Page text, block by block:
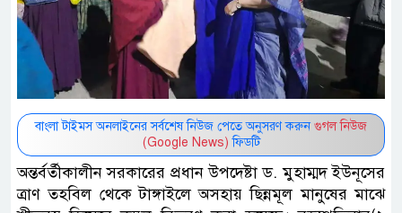
বাংলা টাইমস অনলাইনের সর্বশেষ নিউজ পেতে অনুসরণ করুন গুগল নিউজ
(Google News) ফিডটি
অন্তর্বর্তীকালীন সরকারের প্রধান উপদেষ্টা ড. মুহাম্মদ ইউনূসের
ত্রাণ তহবিল থেকে টাঙ্গাইলে অসহায় ছিন্নমূল মানুষের মাঝে